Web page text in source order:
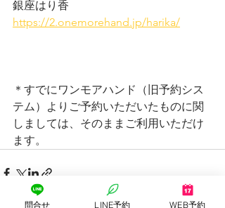
銀座はり香
https://2.onemorehand.jp/harika/
＊すでにワンモアハンド（旧予約シス
テム）よりご予約いただいたものに関
しましては、そのままご利用いただけ
ます。
問合せ LINE予約 WEB予約